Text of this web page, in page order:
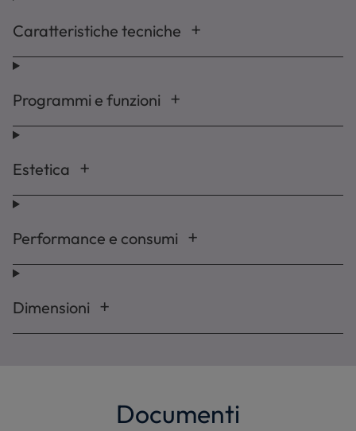
Caratteristiche tecniche
Programmi e funzioni
Estetica
Performance e consumi
Dimensioni
Documenti